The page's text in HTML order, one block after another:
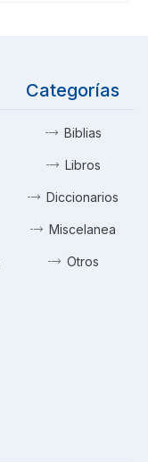
Categorías
Biblias
Libros
Diccionarios
Miscelanea
Otros